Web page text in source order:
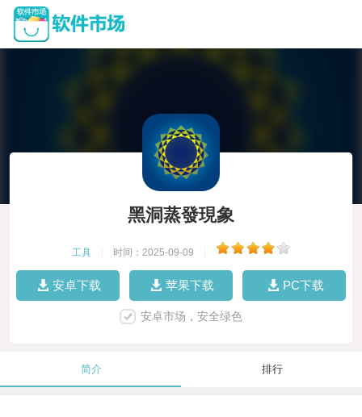
黑洞蒸發現象
工具 时间：2025-09-09
安卓下载 苹果下载 PC下载
安卓市场，安全绿色
简介 排行